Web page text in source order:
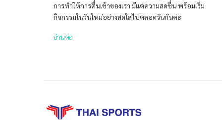
การทำให้การตื่นเช้าของเรา มีแต่ความสดชื่น พร้อมเริ่ม
กิจกรรมในวันใหม่อย่างสดใสไปตลอดวันกันค่ะ
อ่านต่อ